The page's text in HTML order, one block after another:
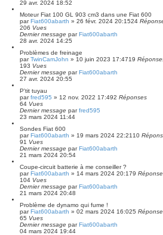
29 avr. 2024 18:52
Moteur Fiat 100 GL 903 cm3 dans une Fiat 600
parFiat600abarth » 26 févr. 2024 20:1524
206 Vues
Dernier message parFiat600abarth
28 avr. 2024 14:25
Problèmes de freinage
parTwinCamJohn » 10 juin 2023 17:4719
193 Vues
Dernier message parFiat600abarth
27 avr. 2024 20:55
P'tit tuyau
parfred595 » 12 nov. 2022 17:492 Réponses
64 Vues
Dernier message parfred595
23 mars 2024 11:44
Sondes Fiat 600
parFiat600abarth » 19 mars 2024 22:21 10
91 Vues
Dernier message parFiat600abarth
21 mars 2024 20:54
Coupe-circuit batterie à me conseiller ?
parFiat600abarth » 14 mars 2024 20:179
104 Vues
Dernier message parFiat600abarth
21 mars 2024 20:48
Problème de dynamo qui fume !
parFiat600abarth » 02 mars 2024 16:025
65 Vues
Dernier message parFiat600abarth
04 mars 2024 19:44